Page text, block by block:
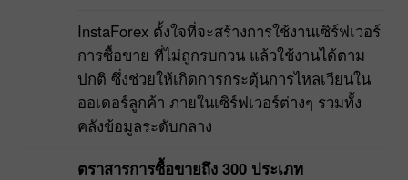
InstaForex ตั้งใจที่จะสร้างการใช้งานเซิร์ฟเวอร์
การซื้อขาย ที่ไม่ถูกรบกวน แล้วใช้งานได้ตาม
ปกติ ซึ่งช่วยให้เกิดการกระตุ้นการไหลเวียนใน
ออเดอร์ลูกค้า ภายในเซิร์ฟเวอร์ต่างๆ รวมทั้ง
คลังข้อมูลระดับกลาง
ตราสารการซื้อขายถึง 300 ประเภท